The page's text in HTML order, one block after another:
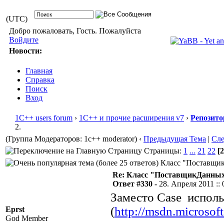
(UTC)
Добро пожаловать, Гость. Пожалуйста
Войдите
Новости:
Главная
Справка
Поиск
Вход
1С++ users forum › 1С++ и прочие расширения v7 ›
2.
(Группа Модераторов: 1c++ moderator) ‹ Предыдущая Тема |
Страницы: 1 ... 21 22
Класс
Eprst
God Member
Re: Класс
Ответ #330 - 28. Апреля 2011 ::
Заместо Case
(http://